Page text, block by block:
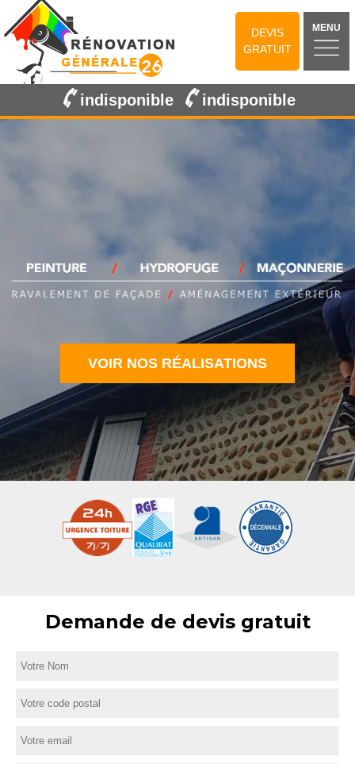
DEVIS
GRATUIT
MENU
indisponible indisponible
VOIR NOS RÉALISATIONS
Demande de devis gratuit